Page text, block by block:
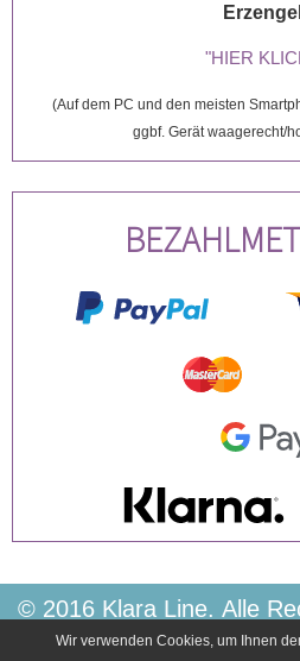
"HIER
(Auf dem PC und den meisten
ggbf. Gerät waagerecht/
© 2016 Klara Line. Alle
Impressum
AGB
Wir verwenden Cookies, um Ihnen